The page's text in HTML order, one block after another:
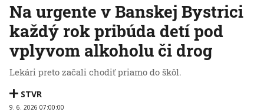
Na urgente v Banskej Bystrici
každý rok pribúda detí pod
vplyvom alkoholu či drog
Lekári preto začali chodiť priamo do škôl.
STVR
9. 6. 2026 07:00:00